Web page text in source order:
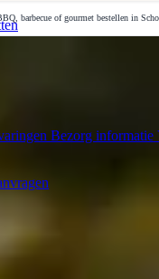
Bezorg informatie
barbecue of gourmet bestellen in